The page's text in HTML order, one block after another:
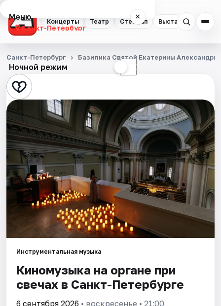
Концерты Театр Стендап Выставки
Меню ×
Санкт-Петербург
Концерты
Театр
Стендап
Выставки
Квесты
Экскурсии
Спорт
События
Площадки
Артисты
Ночной режим ☾
Санкт-Петербург Базилика Святой Екатерины
Инструментальная музыка
Киномузыка на органе при
свечах в Санкт-Петербурге
6 сентября 2026 • воскресенье • 21:00